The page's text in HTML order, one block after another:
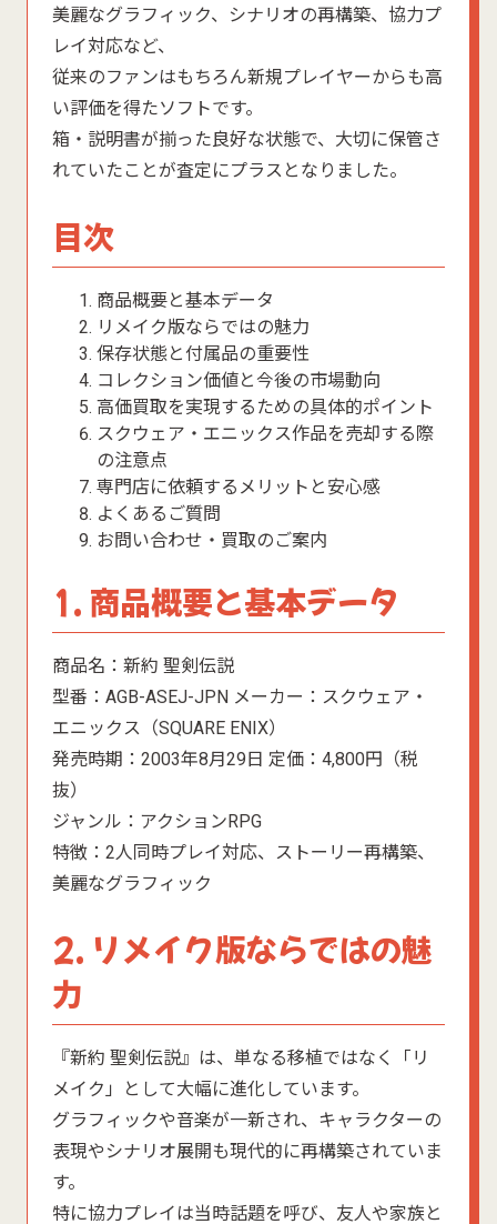
美麗なグラフィック、シナリオの再構築、協力プ
レイ対応など、
従来のファンはもちろん新規プレイヤーからも高
い評価を得たソフトです。
箱・説明書が揃った良好な状態で、大切に保管さ
れていたことが査定にプラスとなりました。
目次
商品概要と基本データ
リメイク版ならではの魅力
保存状態と付属品の重要性
コレクション価値と今後の市場動向
高価買取を実現するための具体的ポイント
スクウェア・エニックス作品を売却する際
の注意点
専門店に依頼するメリットと安心感
よくあるご質問
お問い合わせ・買取のご案内
1. 商品概要と基本データ
商品名：新約 聖剣伝説
型番：AGB-ASEJ-JPN メーカー：スクウェア・
エニックス（SQUARE ENIX）
発売時期：2003年8月29日 定価：4,800円（税
抜）
ジャンル：アクションRPG
特徴：2人同時プレイ対応、ストーリー再構築、
美麗なグラフィック
2. リメイク版ならではの魅
力
『新約 聖剣伝説』は、単なる移植ではなく「リ
メイク」として大幅に進化しています。
グラフィックや音楽が一新され、キャラクターの
表現やシナリオ展開も現代的に再構築されていま
す。
特に協力プレイは当時話題を呼び、友人や家族と